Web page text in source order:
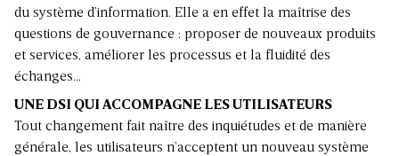
du système d’information. Elle a en effet la maîtrise des
questions de gouvernance : proposer de nouveaux produits
et services, améliorer les processus et la fluidité des
échanges…
UNE DSI QUI ACCOMPAGNE LES UTILISATEURS
Tout changement fait naître des inquiétudes et de manière
générale, les utilisateurs n’acceptent un nouveau système